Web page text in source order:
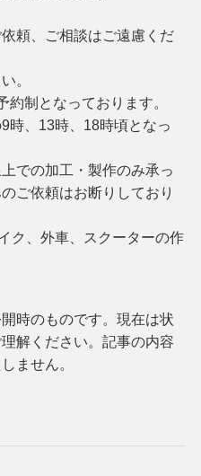
頼、ご相談はご遠慮くだ
。
制となっております。
時、13時、18時頃となっ
での加工・製作のみ承っ
ご依頼はお断りしており
ク、外車、スクーターの作
時のものです。現在は状
解ください。記事の内容
ません。